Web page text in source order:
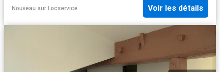
Nouveau sur Locservice Voir les détails